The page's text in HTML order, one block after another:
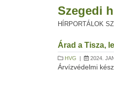
Szegedi
HÍRPORTÁLOK
Árad a Tisza,
HVG | 2024.
Árvízvédelmi